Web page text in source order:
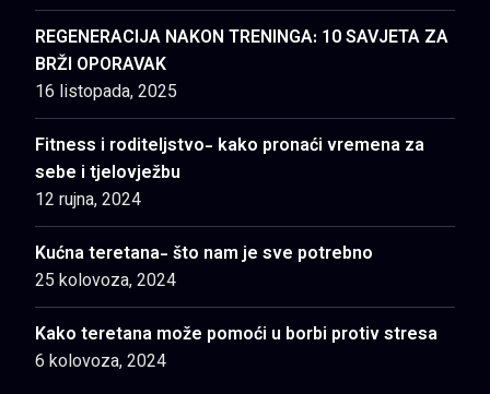
REGENERACIJA NAKON TRENINGA: 10 SAVJETA ZA
BRŽI OPORAVAK
16 listopada, 2025
Fitness i roditeljstvo- kako pronaći vremena za
sebe i tjelovježbu
12 rujna, 2024
Kućna teretana- što nam je sve potrebno
25 kolovoza, 2024
Kako teretana može pomoći u borbi protiv stresa
6 kolovoza, 2024